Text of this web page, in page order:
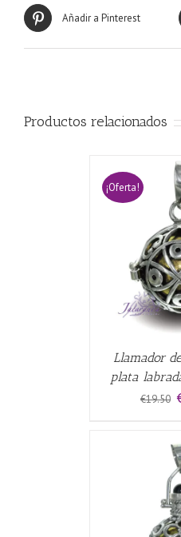
Añadir a Pinterest
Productos relacionados
¡Oferta!
Llamador
plata
€19.50